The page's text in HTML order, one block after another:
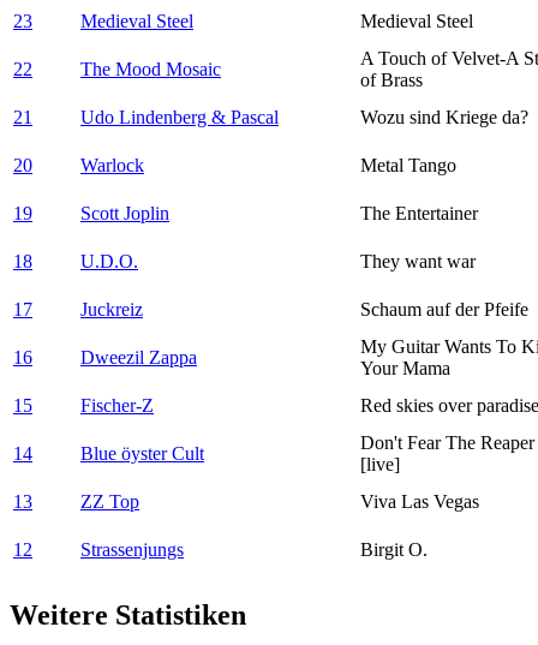
23 Medieval Steel Medieval Steel
22 The Mood Mosaic
A Touch of Velvet-A
of Brass
21
Udo Lindenberg & Pascal Wozu sind Kriege da?
20 Warlock Metal Tango
19 Scott Joplin The Entertainer
18 U.D.O. They want war
17 Juckreiz Schaum auf der Pfeife
16 Dweezil Zappa
My Guitar Wants To
Your Mama
15
Fischer-Z Red skies over paradise
14 Blue öyster Cult
Don't Fear The Reaper
[live]
13
ZZ Top Viva Las Vegas
12 Strassenjungs Birgit O.
Weitere Statistiken